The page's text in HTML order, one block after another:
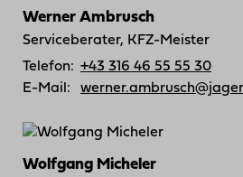
Werner Ambrusch
Serviceberater, KFZ-Meister
Telefon: +43 316 46 55 55 30
E-Mail:
Wolfgang Micheler